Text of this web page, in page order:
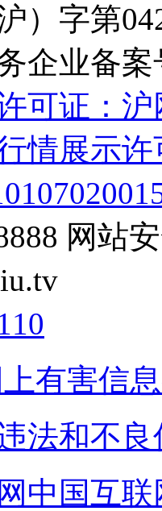
）字第
企业备案
可证：
情展示许
网站
上有害信
法和不
中国互